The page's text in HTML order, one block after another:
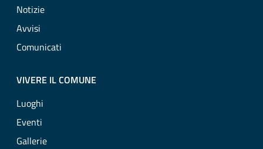
Notizie
Avvisi
Comunicati
VIVERE IL COMUNE
Luoghi
Eventi
Gallerie